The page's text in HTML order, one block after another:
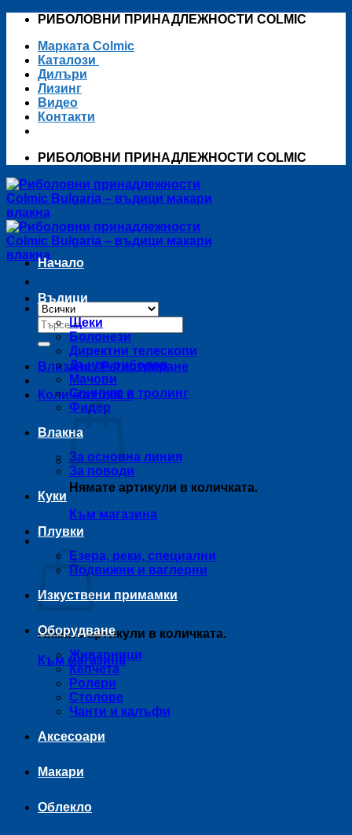
Skip
content
РИБОЛОВНИ ПРИНАДЛЕЖНОСТИ COLMIC
Марката Colmic
Каталози
Дилъри
Лизинг
Видео
Контакти
РИБОЛОВНИ ПРИНАДЛЕЖНОСТИ COLMIC
Търсене
за:
Влизане / Регистриране
Количка /0,00 €
Нямате артикули в количката.
Към магазина
Количка
Нямате артикули в количката.
Към магазина
Начало
Въдици
Щеки
Болонези
Директни телескопи
Дънен риболов
Мачови
Спининг и тролинг
Фидер
Влакна
За основна линия
За поводи
Куки
Плувки
Езера, реки, специални
Подвижни и ваглерни
Изкуствени примамки
Оборудване
Живарници
Кепчета
Ролери
Столове
Чанти и калъфи
Аксесоари
Макари
Облекло